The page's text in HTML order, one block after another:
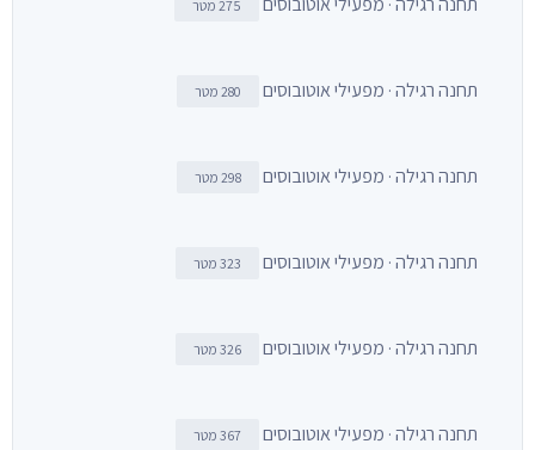
275 מטר
תחנה רגילה · מפעילי אוטובוסים 280 מטר
תחנה רגילה · מפעילי אוטובוסים 298 מטר
תחנה רגילה · מפעילי אוטובוסים 323 מטר
תחנה רגילה · מפעילי אוטובוסים 326 מטר
תחנה רגילה · מפעילי אוטובוסים 367 מטר